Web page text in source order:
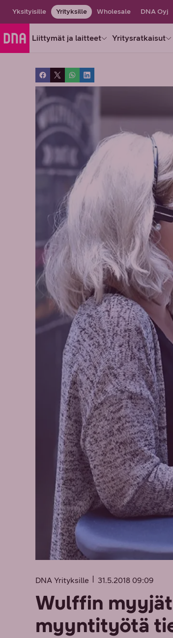
Yksityisille Yrityksille Wholesale DNA Oyj
Liittymät ja laitteet Yritysratkaisut
DNA Yrityksille 31.5.2018 09:09
Wulffin
myyntityötä